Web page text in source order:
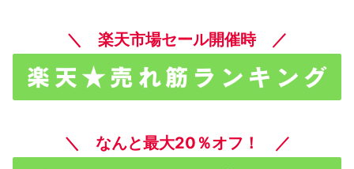
＼ 楽天市場セール開催時 ／
＼ なんと最大20％オフ！ ／